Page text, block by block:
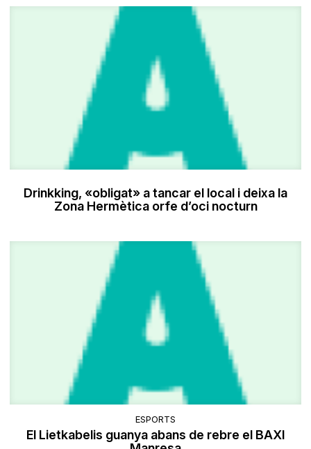
Drinkking, «obligat» a tancar el local i deixa la
Zona Hermètica orfe d’oci nocturn
ESPORTS
El Lietkabelis guanya abans de rebre el BAXI